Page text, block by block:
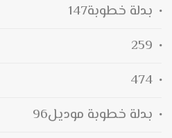
بدلة خطوبة147
259
474
بدلة خطوبة موديل96